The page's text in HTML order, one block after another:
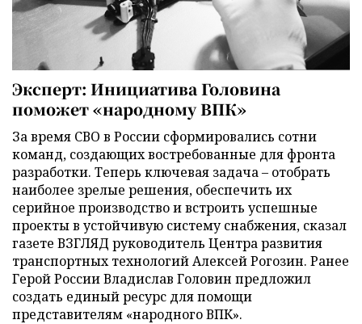
Эксперт: Инициатива Головина
поможет «народному ВПК»
За время СВО в России сформировались сотни
команд, создающих востребованные для фронта
разработки. Теперь ключевая задача – отобрать
наиболее зрелые решения, обеспечить их
серийное производство и встроить успешные
проекты в устойчивую систему снабжения, сказал
газете ВЗГЛЯД руководитель Центра развития
транспортных технологий Алексей Рогозин. Ранее
Герой России Владислав Головин предложил
создать единый ресурс для помощи
представителям «народного ВПК».